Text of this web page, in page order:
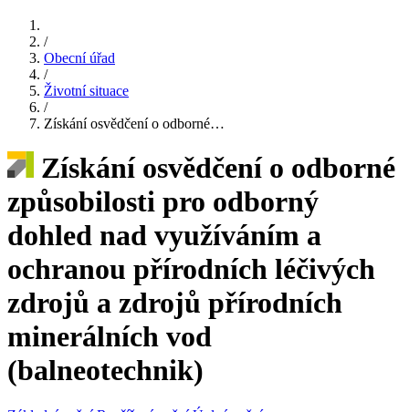
/
Obecní úřad
/
Životní situace
/
Získání osvědčení o odborné…
Získání osvědčení o odborné
způsobilosti pro odborný
dohled nad využíváním a
ochranou přírodních léčivých
zdrojů a zdrojů přírodních
minerálních vod
(balneotechnik)